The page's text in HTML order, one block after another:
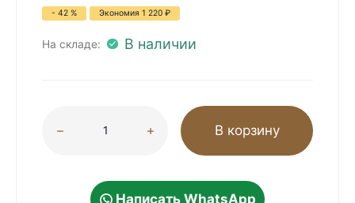
- 42 % Экономия 1 220 ₽
На складе: В наличии
В корзину
Написать WhatsApp